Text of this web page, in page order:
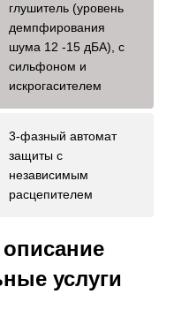
глушитель (уровень
демпфирования
шума 12 -15 дБА), с
сильфоном и
искрогасителем
3-фазный автомат
защиты с
независимым
расцепителем
услуги